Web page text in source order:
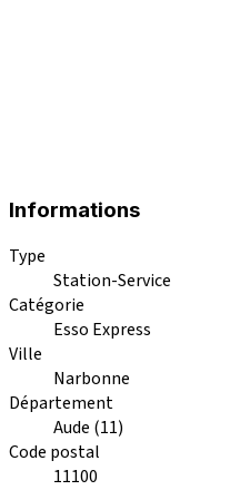
Informations
Type
Station-Service
Catégorie
Esso Express
Ville
Narbonne
Département
Aude (11)
Code postal
11100